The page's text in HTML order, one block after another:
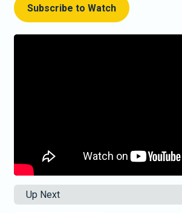
Subscribe to Watch
Up Next